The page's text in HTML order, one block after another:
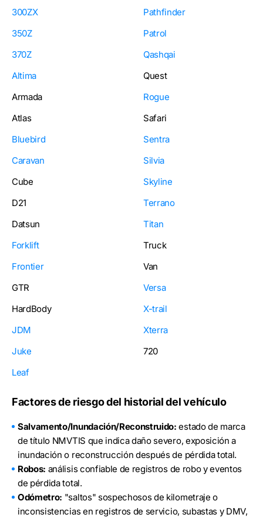
300ZX
350Z
370Z
Altima
Armada
Atlas
Bluebird
Caravan
Cube
D21
Datsun
Forklift
Frontier
GTR
HardBody
JDM
Juke
Leaf
Pathfinder
Patrol
Qashqai
Quest
Rogue
Safari
Sentra
Silvia
Skyline
Terrano
Titan
Truck
Van
Versa
X-trail
Xterra
720
Factores de riesgo del historial del vehículo
Salvamento/Inundación/Reconstruido: estado de marca
de título NMVTIS que indica daño severo, exposición a
inundación o reconstrucción después de pérdida total.
Robos: análisis confiable de registros de robo y eventos
de pérdida total.
Odómetro: "saltos" sospechosos de kilometraje o
inconsistencias en registros de servicio, subastas y DMV,